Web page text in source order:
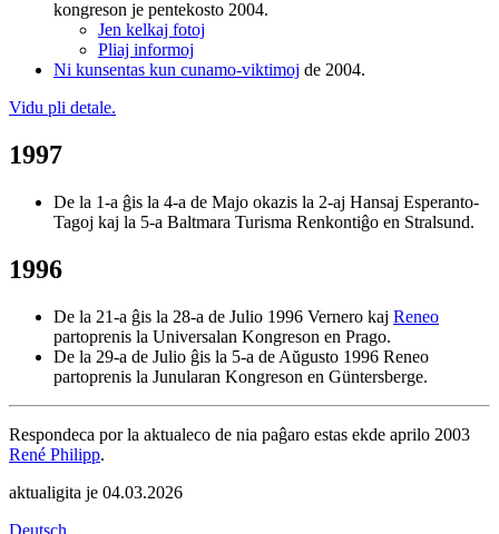
kongreson je pentekosto 2004.
Jen kelkaj fotoj
Pliaj informoj
Ni kunsentas kun cunamo-viktimoj de 2004.
Vidu pli detale.
1997
De la 1-a ĝis la 4-a de Majo okazis la 2-aj Hansaj Esperanto-
Tagoj kaj la 5-a Baltmara Turisma Renkontiĝo en Stralsund.
1996
De la 21-a ĝis la 28-a de Julio 1996 Vernero kaj Reneo
partoprenis la Universalan Kongreson en Prago.
De la 29-a de Julio ĝis la 5-a de Aŭgusto 1996 Reneo
partoprenis la Junularan Kongreson en Güntersberge.
Respondeca por la aktualeco de nia paĝaro estas ekde aprilo 2003
René Philipp.
aktualigita je 04.03.2026
Deutsch